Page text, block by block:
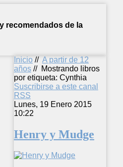
recomendados de la
Inicio // A partir de 12
años // Mostrando libros
por etiqueta: Cynthia
Suscribirse a este canal
RSS
Lunes, 19 Enero 2015
10:22
Henry y Mudge